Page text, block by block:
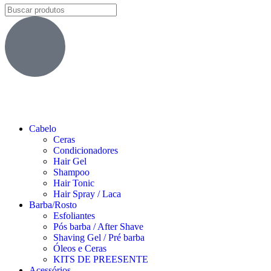
Cabelo
Ceras
Condicionadores
Hair Gel
Shampoo
Hair Tonic
Hair Spray / Laca
Barba/Rosto
Esfoliantes
Pós barba / After Shave
Shaving Gel / Pré barba
Óleos e Ceras
KITS DE PREESENTE